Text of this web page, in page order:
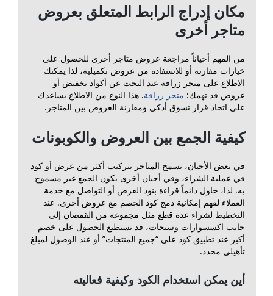
مكان إدراج الرابط المتعلق بعروض
متاجر أخرى
من المهم أحياناً مراجعة عروض متاجر أخرى للحصول على
خيارات مقارنة أو للاستفادة من عروض تكميلية، لذا يمكنك
الاطلاع على متجر زرافة عند البحث عن أكواد تخفيض أو
عروض قد تهمك: متجر زرافة. هذا النوع من الاطلاع يساعدك
على اتخاذ قرار تسوق أذكى ومقارنة العروض بين المتاجر.
كيفية الجمع بين العروض والكوبونات
في بعض الأحيان، تسمح المتاجر بتركيب أكثر من عرض أو كود
في عملية الشراء، وفي أحيان أخرى يكون الجمع غير مسموح
به. لذا، حاول دائماً قراءة بنود العرض أو التواصل مع خدمة
العملاء لفهم إمكانية دمج كود الخصم مع عروض أخرى. عند
التخطيط لشراء عدة قطع مثل مجموعة من القمصان إلى
جانب اكسسوارات وسبحات، قد تستطيع الحصول على خصم
أكبر عند تطبيق كود على “جميع المنتجات” أو عند الوصول لمبلغ
تأهيلي محدد.
أين يمكن استخدام الكود وكيفية فعاليته